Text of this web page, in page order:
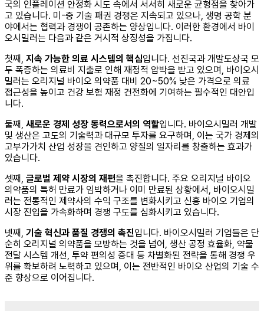
국의 인플레이션 안정화 시도 속에서 서서히 새로운 균형점을 찾아가
고 있습니다. 미-중 기술 패권 경쟁은 지속되고 있으나, 생명 공학 분
야에서는 협력과 경쟁이 공존하는 양상입니다. 이러한 환경에서 바이
오시밀러는 다음과 같은 거시적 상징성을 가집니다.
첫째, 지속 가능한 의료 시스템의 핵심입니다. 선진국과 개발도상국 모
두 폭증하는 의료비 지출로 인해 재정적 압박을 받고 있으며, 바이오시
밀러는 오리지널 바이오 의약품 대비 20~50% 낮은 가격으로 의료
접근성을 높이고 건강 보험 재정 건전화에 기여하는 필수적인 대안입
니다.
둘째, 새로운 경제 성장 동력으로서의 역할입니다. 바이오시밀러 개발
및 생산은 고도의 기술력과 대규모 투자를 요구하며, 이는 국가 경제의
고부가가치 산업 성장을 견인하고 양질의 일자리를 창출하는 효과가
있습니다.
셋째, 글로벌 제약 시장의 재편을 촉진합니다. 주요 오리지널 바이오
의약품의 특허 만료가 임박하거나 이미 만료된 상황에서, 바이오시밀
러는 전통적인 제약사의 수익 구조를 변화시키고 신흥 바이오 기업의
시장 진입을 가속화하며 경쟁 구도를 심화시키고 있습니다.
넷째, 기술 혁신과 품질 경쟁의 촉진입니다. 바이오시밀러 기업들은 단
순히 오리지널 의약품을 모방하는 것을 넘어, 생산 공정 효율화, 약물
전달 시스템 개선, 투약 편의성 증대 등 차별화된 전략을 통해 경쟁 우
위를 확보하려 노력하고 있으며, 이는 전반적인 바이오 산업의 기술 수
준 향상으로 이어집니다.